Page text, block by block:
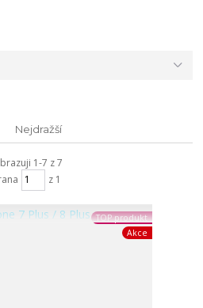
Nejdražší
1-7 z 7
z 1
TOP produkt
Akce